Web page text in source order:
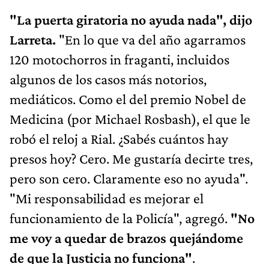
"La puerta giratoria no ayuda nada", dijo
Larreta. "En lo que va del año agarramos
120 motochorros in fraganti, incluidos
algunos de los casos más notorios,
mediáticos. Como el del premio Nobel de
Medicina (por Michael Rosbash), el que le
robó el reloj a Rial. ¿Sabés cuántos hay
presos hoy? Cero. Me gustaría decirte tres,
pero son cero. Claramente eso no ayuda".
"Mi responsabilidad es mejorar el
funcionamiento de la Policía", agregó. "No
me voy a quedar de brazos quejándome
de que la Justicia no funciona".